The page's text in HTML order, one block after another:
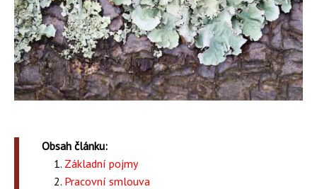
Obsah článku:
Základní pojmy
Pracovní smlouva